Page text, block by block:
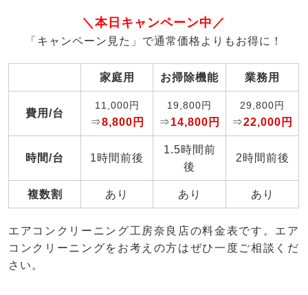
＼本日キャンペーン中／
「キャンペーン見た」で通常価格よりもお得に！
家庭用 お掃除機能 業務用
費用/台
11,000円
⇒8,800円
19,800円
⇒14,800円
29,800円
⇒22,000円
時間/台 1時間前後
1.5時間前
後
2時間前後
複数割 あり あり あり
エアコンクリーニング工房奈良店の料金表です。エア
コンクリーニングをお考えの方はぜひ一度ご相談くだ
さい。